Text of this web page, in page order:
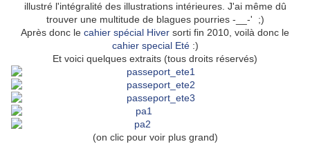
illustré l'intégralité des illustrations intérieures. J'ai même dû
trouver une multitude de blagues pourries -__-' ;)
Après donc le cahier spécial Hiver sorti fin 2010, voilà donc le
cahier special Eté:)
Et voici quelques extraits (tous droits réservés)
(on clic pour voir plus grand)